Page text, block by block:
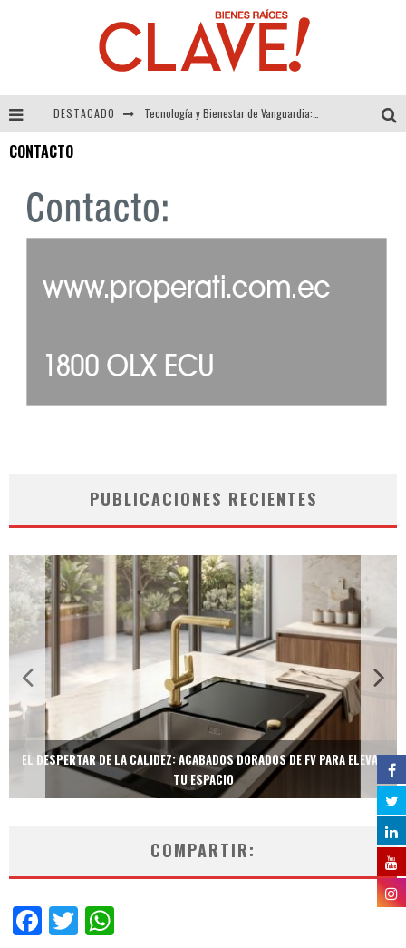
DESTACADO
CONTACTO
PUBLICACIONES RECIENTES
EL DESPERTAR DE LA CALIDEZ: ACABADOS DORADOS DE FV PARA ELEVAR
TU ESPACIO
COMPARTIR:
Facebook
Twitter